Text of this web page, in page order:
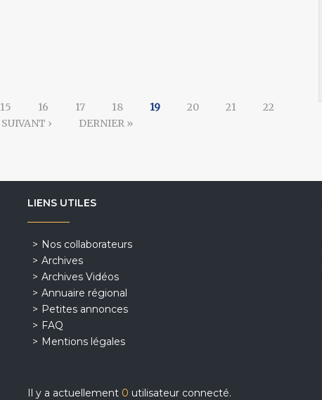
15 16 17 18 19 20 21
22
SUIVANT › DERNIER »
LIENS UTILES
Nos collaborateurs
Archives
Archives Vidéos
Annuaire régional
Petites annonces
FAQ
Mentions légales
Il y a actuellement 0 utilisateur connecté.